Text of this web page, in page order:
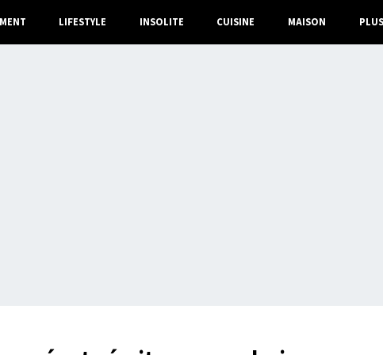
LIFESTYLE INSOLITE CUISINE MAISON PLUS